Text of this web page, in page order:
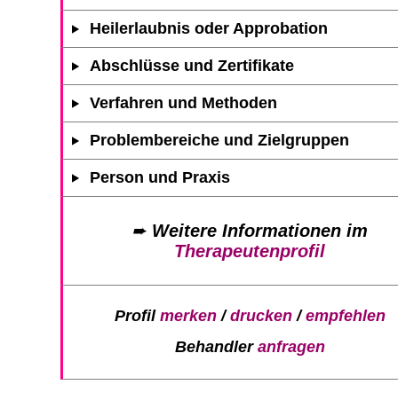
Heilerlaubnis oder Approbation
Abschlüsse und Zertifikate
Verfahren und Methoden
Problembereiche und Zielgruppen
Person und Praxis
➨ Weitere Informationen im
Therapeutenprofil
Profil merken/drucken/empfehlen
Behandler anfragen